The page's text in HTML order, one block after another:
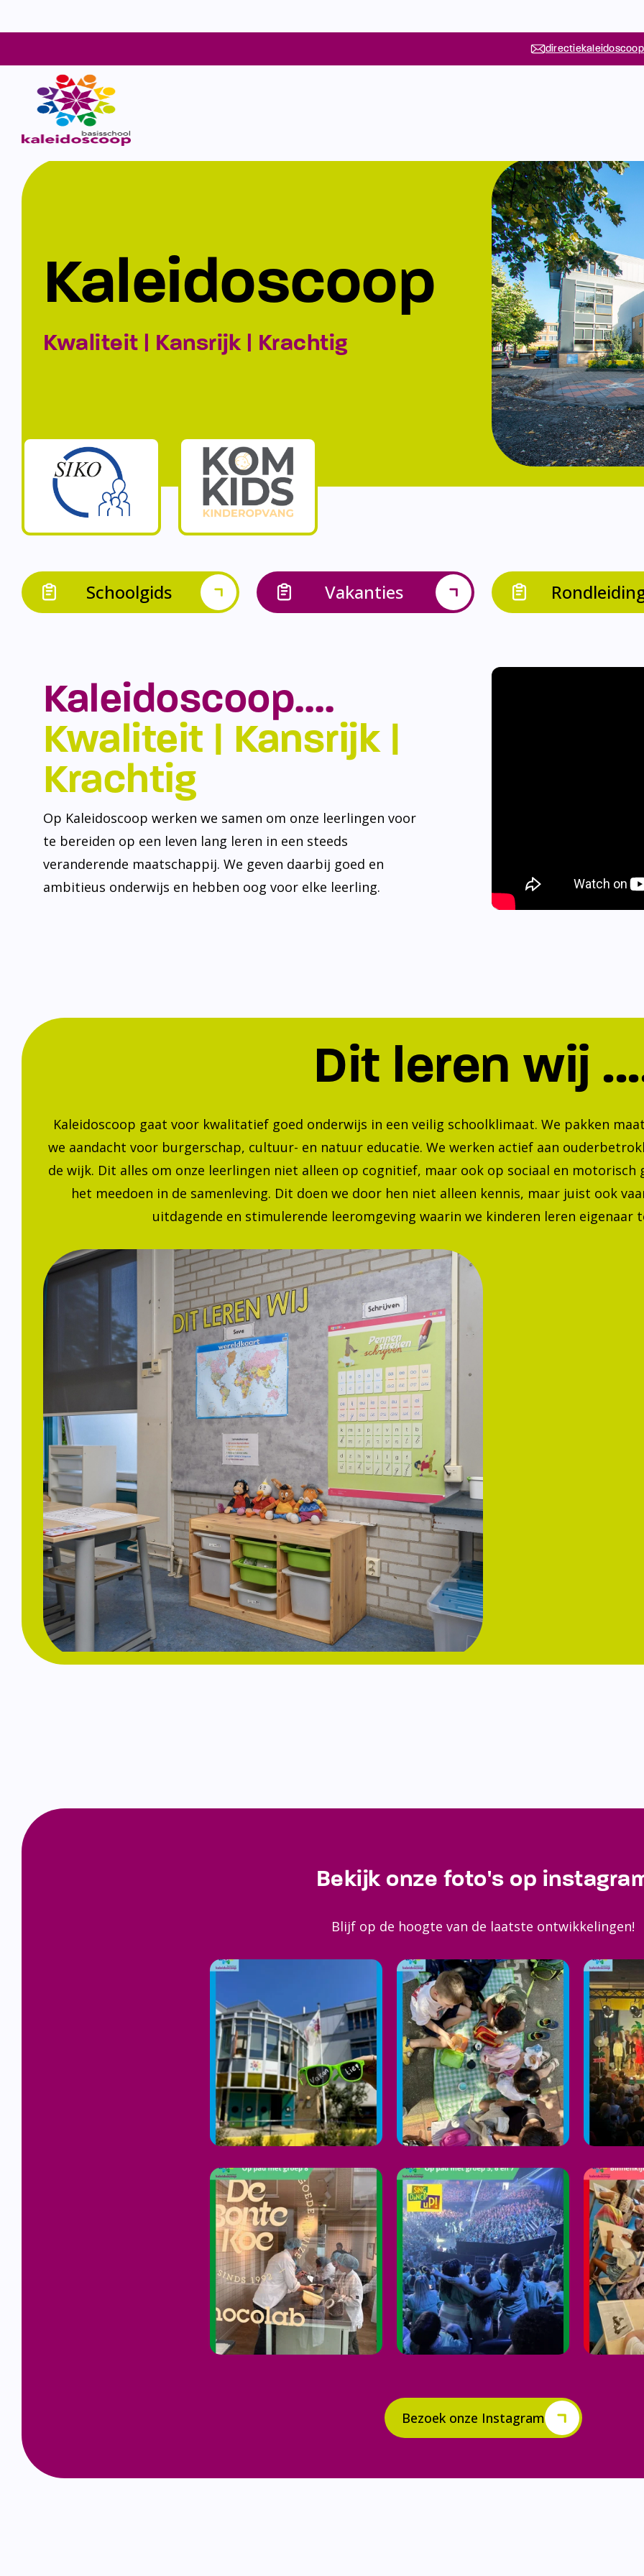
Kaleidoscoop
Kwaliteit | Kansrijk | Krachtig
Schoolgids Vakanties
Kaleidoscoop….
Kwaliteit | Kansrijk |
Krachtig
Op Kaleidoscoop werken we samen om onze leerlingen voor
te bereiden op een leven lang leren in een steeds
veranderende maatschappij. We geven daarbij goed en
ambitieus onderwijs en hebben oog voor elke leerling.
Dit leren wij
Kaleidoscoop gaat voor kwalitatief goed onderwijs in een veilig schoolklimaat. We pakken
we aandacht voor burgerschap, cultuur- en natuur educatie. We werken actief aan
de wijk. Dit alles om onze leerlingen niet alleen op cognitief, maar ook op sociaal en
het meedoen in de samenleving. Dit doen we door hen niet alleen kennis, maar juist ook
uitdagende en stimulerende leeromgeving waarin we kinderen leren eigenaar
Bekijk onze foto's op
Blijf op de hoogte van de laatste ontwikkelingen!
Bezoek onze Instagram